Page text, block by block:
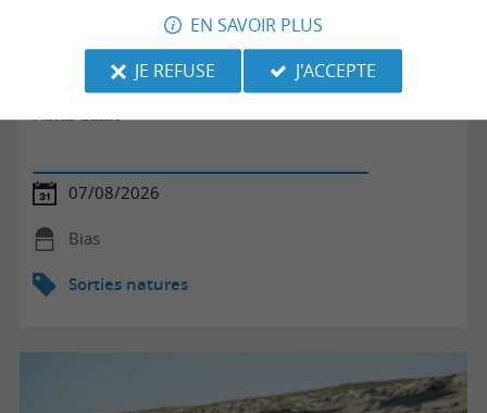
Natur'Game
07/08/2026
Bias
Sorties natures
EN SAVOIR PLUS
JE REFUSE
J'ACCEPTE